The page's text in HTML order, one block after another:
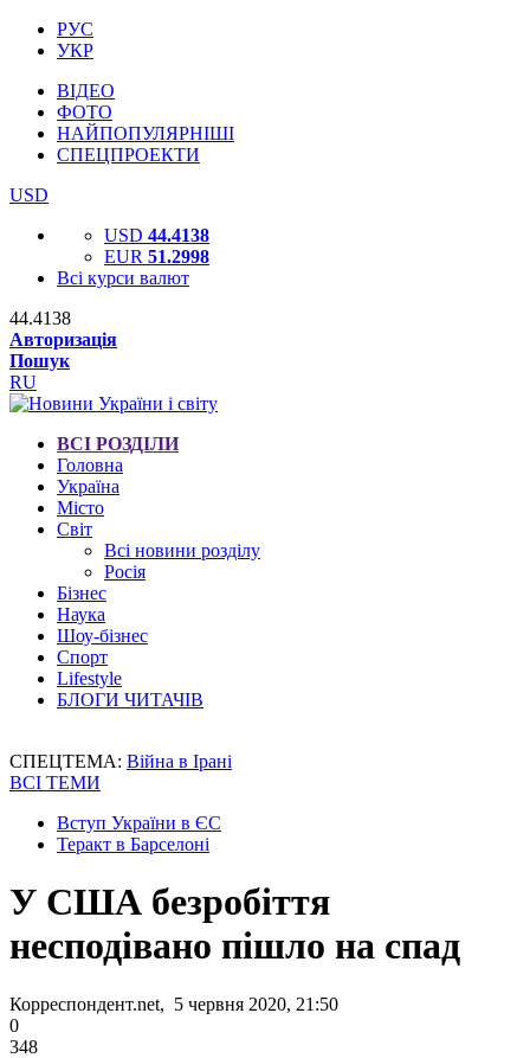
РУС
УКР
ВІДЕО
ФОТО
НАЙПОПУЛЯРНІШІ
СПЕЦПРОЕКТИ
USD
USD 44.4138
EUR 51.2998
Всі курси валют
44.4138
Авторизація
Пошук
RU
ВСІ РОЗДІЛИ
Головна
Україна
Місто
Світ
Всі новини розділу
Росія
Бізнес
Наука
Шоу-бізнес
Спорт
Lifestyle
БЛОГИ ЧИТАЧІВ
СПЕЦТЕМА: Війна в Ірані
ВСІ ТЕМИ
Вступ України в ЄС
Теракт в Барселоні
У США безробіття
несподівано пішло на спад
Корреспондент.net, 5 червня 2020, 21:50
0
348